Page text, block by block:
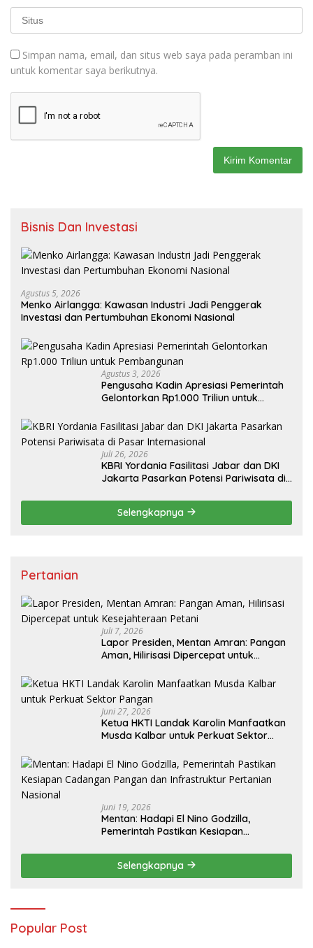
Simpan nama, email, dan situs web saya pada peramban ini
untuk komentar saya berikutnya.
Bisnis Dan Investasi
Agustus 5, 2026
Menko Airlangga: Kawasan Industri Jadi Penggerak
Investasi dan Pertumbuhan Ekonomi Nasional
Agustus 3, 2026
Pengusaha Kadin Apresiasi Pemerintah
Gelontorkan Rp1.000 Triliun untuk
Juli 26, 2026
KBRI Yordania Fasilitasi Jabar dan DKI
Jakarta Pasarkan Potensi Pariwisata di
Selengkapnya
Pertanian
Juli 7, 2026
Lapor Presiden, Mentan Amran: Pangan
Aman, Hilirisasi Dipercepat untuk
Juni 27, 2026
Ketua HKTI Landak Karolin Manfaatkan
Musda Kalbar untuk Perkuat Sektor
Juni 19, 2026
Mentan: Hadapi El Nino Godzilla,
Pemerintah Pastikan Kesiapan
Pertanian Nasional
Selengkapnya
Popular Post